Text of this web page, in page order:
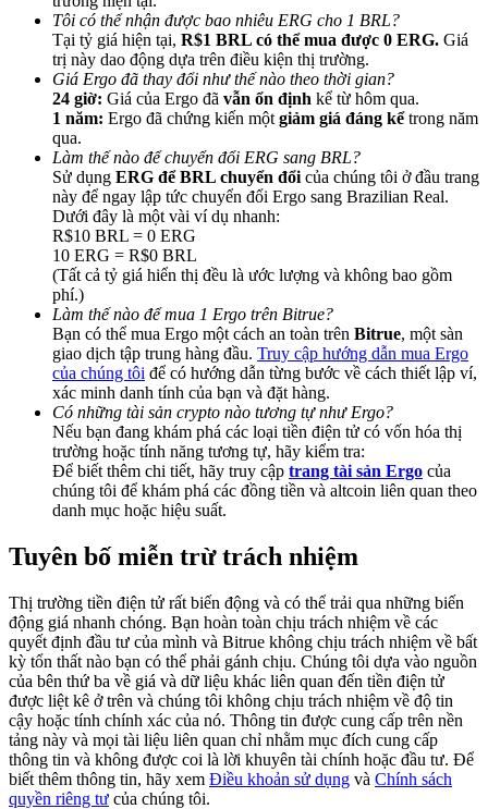
Giới thiệu
Mời một người bạn để nhận phần thưởng tiền mặt
BTC Welcome Rewards
BTC Welcome Rewards
Deposit & Trade BTC to Share 25000 USDT prize pool!
Share 500000 CASHCAT prize pool
Exclusive for BitMart Users
Register & Trade to Win 500,000 USDT
Tôi có thể nhận được bao nhiêu ERG cho 1 BRL?
Tại tỷ giá hiện tại, R$1 BRL có thể mua được 0 ERG. Giá
trị này dao động dựa trên điều kiện thị trường.
Giá Ergo đã thay đổi như thế nào theo thời gian?
24 giờ: Giá của Ergo đã vẫn ổn định kể từ hôm qua.
1 năm: Ergo đã chứng kiến một giảm giá đáng kểtrong năm
qua.
Làm thế nào để chuyển đổi ERG sang BRL?
Sử dụng ERG để BRL chuyển đổi của chúng tôi ở đầu trang
này để ngay lập tức chuyển đổi Ergo sang Brazilian Real.
Dưới đây là một vài ví dụ nhanh:
R$10 BRL = 0 ERG
10 ERG = R$0 BRL
(Tất cả tỷ giá hiển thị đều là ước lượng và không bao gồm
phí.)
Làm thế nào để mua 1 Ergo trên Bitrue?
Bạn có thể mua Ergo một cách an toàn trên Bitrue, một sàn
giao dịch tập trung hàng đầu. Truy cập hướng dẫn mua Ergo
của chúng tôi để có hướng dẫn từng bước về cách thiết lập ví,
xác minh danh tính của bạn và đặt hàng.
Có những tài sản crypto nào tương tự như Ergo?
Nếu bạn đang khám phá các loại tiền điện tử có vốn hóa thị
trường hoặc tính năng tương tự, hãy kiểm tra:
Để biết thêm chi tiết, hãy truy cập trang tài sản Ergo của
chúng tôi để khám phá các đồng tiền và altcoin liên quan theo
danh mục hoặc hiệu suất.
Tuyên bố miễn trừ trách nhiệm
Thị trường tiền điện tử rất biến động và có thể trải qua những biến
động giá nhanh chóng. Bạn hoàn toàn chịu trách nhiệm về các
quyết định đầu tư của mình và Bitrue không chịu trách nhiệm về bất
kỳ tổn thất nào bạn có thể phải gánh chịu. Chúng tôi dựa vào nguồn
của bên thứ ba về giá và dữ liệu khác liên quan đến tiền điện tử
được liệt kê ở trên và chúng tôi không chịu trách nhiệm về độ tin
cậy hoặc tính chính xác của nó. Thông tin được cung cấp trên nền
tảng này và mọi tài liệu liên quan chỉ nhằm mục đích cung cấp
thông tin và không được coi là lời khuyên tài chính hoặc đầu tư. Để
biết thêm thông tin, hãy xem Điều khoản sử dụng và Chính sách
quyền riêng tư của chúng tôi.